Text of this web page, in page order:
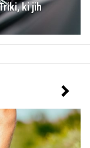
ki jih